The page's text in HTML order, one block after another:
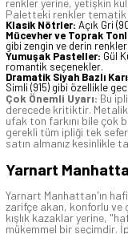
Paletteki renkler tematik
Klasik Nötrler: Açık Gri
Mücevher ve Toprak
gibi zengin ve derin renkler.
Yumuşak Pasteller: Gül
romantik seçenekler.
Dramatik Siyah Bazlı
Simli (915) gibi özellikle
Çok Önemli Uyarı: Bu
derecede kritiktir.
ufak ton farkını bile çok
gerekli tüm ipliği tek
satın almanız kesinlikle
Yarnart
Yarnart Manhattan'ın
zarifçe akan, konforlu ve
kışlık kazaklar yerine,
mükemmel bir seçimdir.